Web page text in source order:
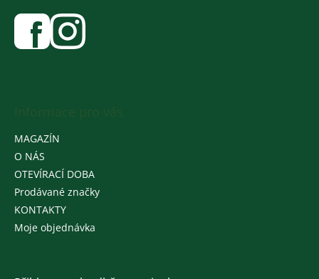
MAGAZÍN
O NÁS
OTEVÍRACÍ DOBA
Prodávané značky
KONTAKTY
Moje objednávka